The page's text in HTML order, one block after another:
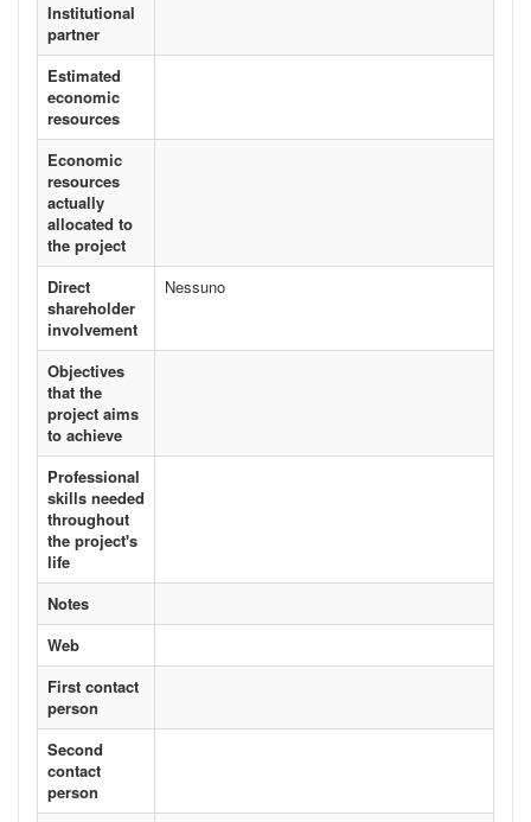
Institutional
partner
Estimated
economic
resources
Economic
resources
actually
allocated to
the project
Direct
shareholder
involvement
Nessuno
Objectives
that the
project aims
to achieve
Professional
skills needed
throughout
the project's
life
Notes
Web
First contact
person
Second
contact
person